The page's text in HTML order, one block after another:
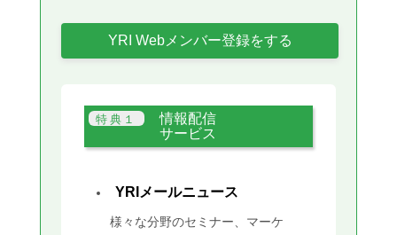
YRI Webメンバー登録をする
情報配信
サービス
YRIメールニュース
様々な分野のセミナー、マーケ